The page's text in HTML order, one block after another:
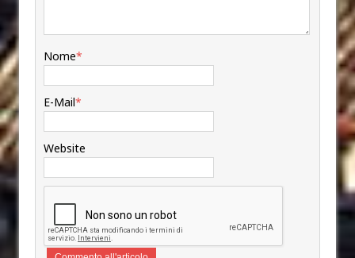
Nome*
E-Mail*
Website